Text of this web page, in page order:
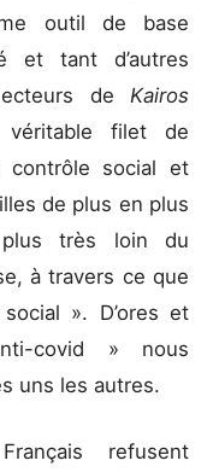
outil de base
et tant d’autres
de Kairos
filet de
contrôle social et
de plus en plus
très loin du
à travers ce que
». D’ores et
covid » nous
uns les autres.
refusent